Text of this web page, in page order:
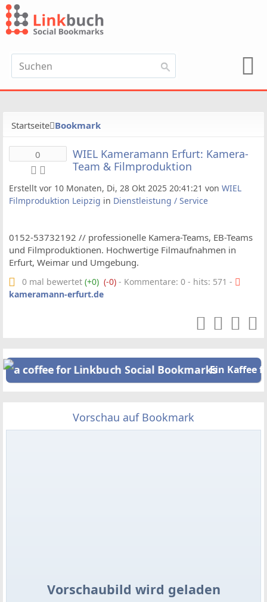
Startseite Bookmark
0
WIEL Kameramann Erfurt: Kamera-
Team & Filmproduktion
Erstellt vor 10 Monaten, Di, 28 Okt 2025 20:41:21 von WIEL
Filmproduktion Leipzig in Dienstleistung / Service
0152-53732192 // professionelle Kamera-Teams, EB-Teams
und Filmproduktionen. Hochwertige Filmaufnahmen in
Erfurt, Weimar und Umgebung.
0 mal bewertet (+0) (-0) - Kommentare: 0 - hits: 571 -
kameramann-erfurt.de
Ein Kaffee
Vorschau auf Bookmark
Vorschaubild wird geladen